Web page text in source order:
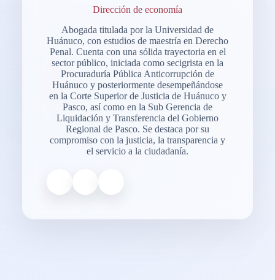
Dirección de economía
Abogada titulada por la Universidad de
Huánuco, con estudios de maestría en Derecho
Penal. Cuenta con una sólida trayectoria en el
sector público, iniciada como secigrista en la
Procuraduría Pública Anticorrupción de
Huánuco y posteriormente desempeñándose
en la Corte Superior de Justicia de Huánuco y
Pasco, así como en la Sub Gerencia de
Liquidación y Transferencia del Gobierno
Regional de Pasco. Se destaca por su
compromiso con la justicia, la transparencia y
el servicio a la ciudadanía.